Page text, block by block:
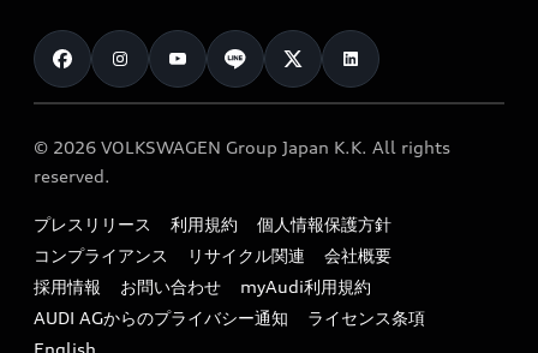
カタログ一覧
車検 / 定期点検
e-tronアフターサポート
myAudi
クオリティ
保証
メンテナンス
ファイナンス
キャンペーン / イベント
買取査定
お知らせ
オーナー様向けキャンペーン
特定整備適用車一覧
リサイクル法
よくある質問（FAQ）
© 2026 VOLKSWAGEN Group Japan K.K. All rights
reserved.
プレスリリース 利用規約
個人情報保護方針
コンプライアンス
リサイクル関連
会社概要
採用情報
お問い合わせ
myAudi利用規約
AUDI AGからのプライバシー通知
ライセンス条項
English